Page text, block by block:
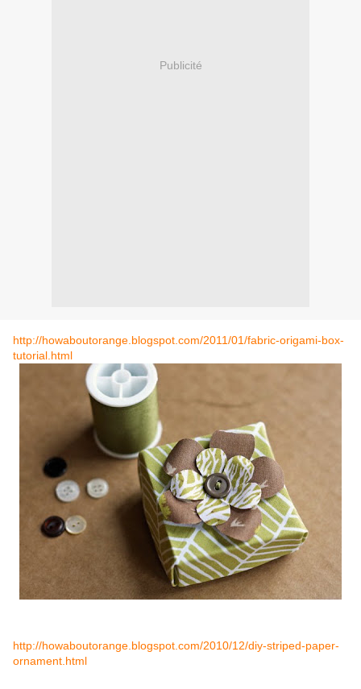
Publicité
http://howaboutorange.blogspot.com/2011/01/fabric-origami-box-
tutorial.html
http://howaboutorange.blogspot.com/2010/12/diy-striped-paper-
ornament.html